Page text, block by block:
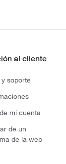
al cliente
soporte
mi cuenta
de un
de la web